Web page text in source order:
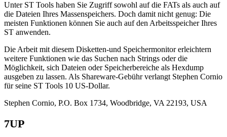
Unter ST Tools haben Sie Zugriff sowohl auf die FATs als auch auf
die Dateien Ihres Massenspeichers. Doch damit nicht genug: Die
meisten Funktionen können Sie auch auf den Arbeitsspeicher Ihres
ST anwenden.
Die Arbeit mit diesem Disketten-und Speichermonitor erleichtern
weitere Funktionen wie das Suchen nach Strings oder die
Möglichkeit, sich Dateien oder Speicherbereiche als Hexdump
ausgeben zu lassen. Als Shareware-Gebühr verlangt Stephen Cornio
für seine ST Tools 10 US-Dollar.
Stephen Cornio, P.O. Box 1734, Woodbridge, VA 22193, USA
7UP